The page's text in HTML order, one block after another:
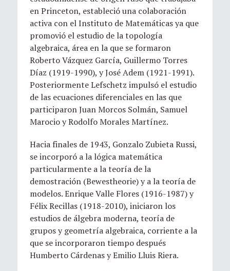
en Princeton, estableció una colaboración
activa con el Instituto de Matemáticas ya que
promovió el estudio de la topología
algebraica, área en la que se formaron
Roberto Vázquez García, Guillermo Torres
Díaz (1919-1990), y José Adem (1921-1991).
Posteriormente Lefschetz impulsó el estudio
de las ecuaciones diferenciales en las que
participaron Juan Morcos Solmán, Samuel
Marocio y Rodolfo Morales Martínez.
Hacia finales de 1943, Gonzalo Zubieta Russi,
se incorporó a la lógica matemática
particularmente a la teoría de la
demostración (Bewestheorie) y a la teoría de
modelos. Enrique Valle Flores (1916-1987) y
Félix Recillas (1918-2010), iniciaron los
estudios de álgebra moderna, teoría de
grupos y geometría algebraica, corriente a la
que se incorporaron tiempo después
Humberto Cárdenas y Emilio Lluis Riera.